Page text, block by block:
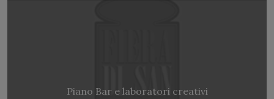
Piano Bar e laboratori creativi